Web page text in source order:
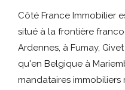
Côté France Immobilier
situé à la frontière
Ardennes, à Fumay,
qu'en Belgique à
mandataires immobiliers
critères